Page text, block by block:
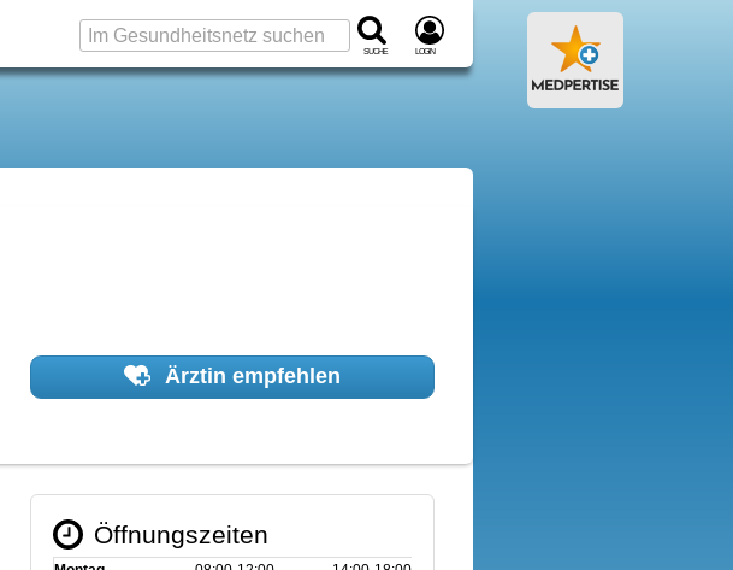
Suche Login
Ärztin empfehlen
Öffnungszeiten